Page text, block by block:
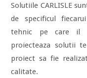
Solutiile CARLISLE
de specificul
tehnic pe care il
proiecteaza solutii
proiect sa fie
calitate.